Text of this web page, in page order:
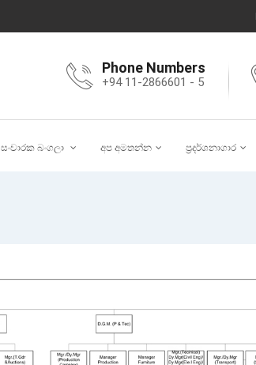
Phone Numbers
+94 11-2866601 - 5
සංචාරක බංගලා අප අමතන්න ප්‍රදර්ශනාගාර